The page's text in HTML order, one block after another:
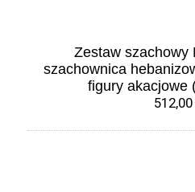
Zestaw szachowy
szachownica
figury akacjowe
512,00